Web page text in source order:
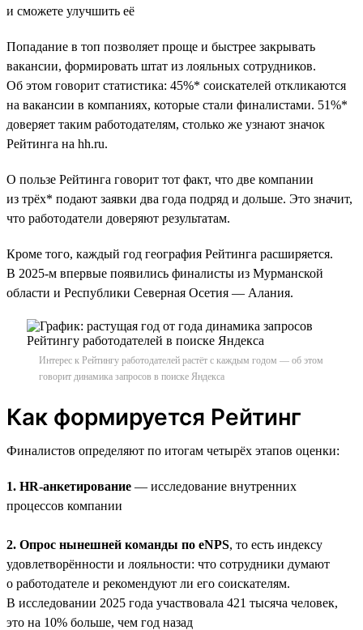
и сможете улучшить её
Попадание в топ позволяет проще и быстрее закрывать
вакансии, формировать штат из лояльных сотрудников.
Об этом говорит статистика: 45%* соискателей откликаются
на вакансии в компаниях, которые стали финалистами. 51%*
доверяет таким работодателям, столько же узнают значок
Рейтинга на hh.ru.
О пользе Рейтинга говорит тот факт, что две компании
из трёх* подают заявки два года подряд и дольше. Это значит,
что работодатели доверяют результатам.
Кроме того, каждый год география Рейтинга расширяется.
В 2025-м впервые появились финалисты из Мурманской
области и Республики Северная Осетия — Алания.
Интерес к Рейтингу работодателей растёт с каждым годом — об этом
говорит динамика запросов в поиске Яндекса
Как формируется Рейтинг
Финалистов определяют по итогам четырёх этапов оценки:
1. HR-анкетирование — исследование внутренних
процессов компании
2. Опрос нынешней команды по eNPS, то есть индексу
удовлетворённости и лояльности: что сотрудники думают
о работодателе и рекомендуют ли его соискателям.
В исследовании 2025 года участвовала 421 тысяча человек,
это на 10% больше, чем год назад